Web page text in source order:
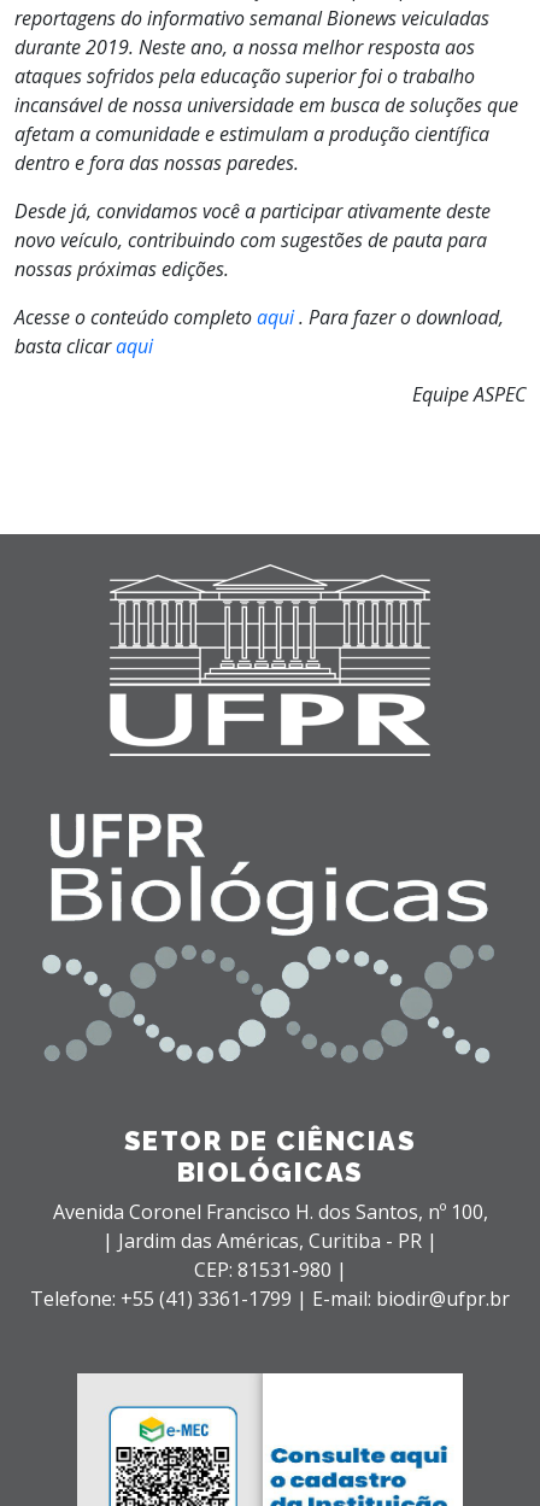
reportagens do informativo semanal Bionews veiculadas
durante 2019. Neste ano, a nossa melhor resposta aos
ataques sofridos pela educação superior foi o trabalho
incansável de nossa universidade em busca de soluções que
afetam a comunidade e estimulam a produção científica
dentro e fora das nossas paredes.
Desde já, convidamos você a participar ativamente deste
novo veículo, contribuindo com sugestões de pauta para
nossas próximas edições.
Acesse o conteúdo completoaqui. Para fazer o download,
basta clicaraqui
Equipe ASPEC
SETOR DE CIÊNCIAS
BIOLÓGICAS
Avenida Coronel Francisco H. dos Santos, nº 100,
| Jardim das Américas, Curitiba - PR |
CEP: 81531-980 |
Telefone: +55 (41) 3361-1799 | E-mail: biodir@ufpr.br